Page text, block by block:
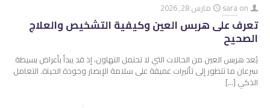
saraon مارس 28, 2026
تعرف على هربس العين وكيفية التشخيص والعلاج
الصحيح
يُعد هربس العين من الحالات التي لا تحتمل التهاون، إذ قد يبدأ بأعراض بسيطة
سرعان ما تتطور إلى تأثيرات عميقة على سلامة الإبصار وجودة الحياة. التعامل
الذكي […]